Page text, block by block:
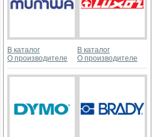
В каталог
О производителе
В каталог
О производителе